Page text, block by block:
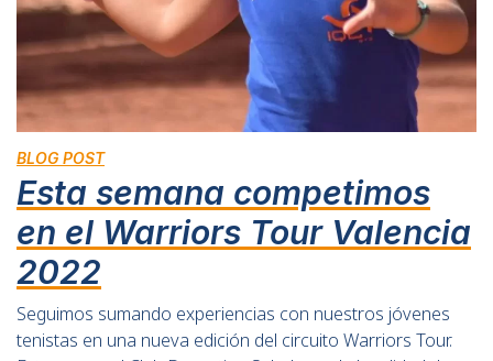
BLOG POST
Esta semana competimos
en el Warriors Tour Valencia
2022
Seguimos sumando experiencias con nuestros jóvenes
tenistas en una nueva edición del circuito Warriors Tour.